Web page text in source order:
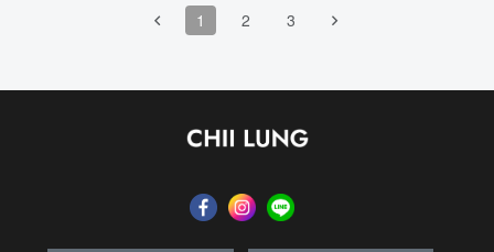
1 2 3